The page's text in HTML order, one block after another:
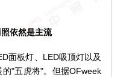
依然是主流
板灯、LED吸顶灯以及
"五虎将"。但据OFweek